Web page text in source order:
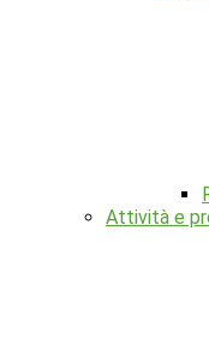
Attività e